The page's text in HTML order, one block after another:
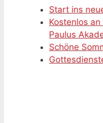
Start ins
Kostenlos
Paulus
Schöne